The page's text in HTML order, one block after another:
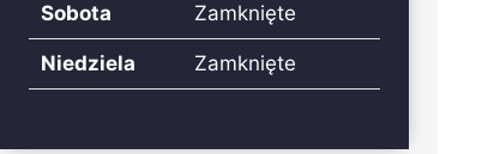
Sobota Zamknięte
Niedziela Zamknięte